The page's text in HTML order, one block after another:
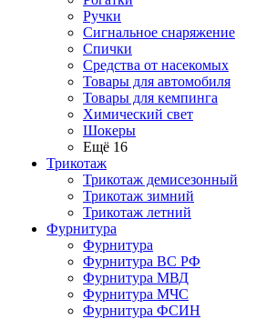
Ручки
Сигнальное снаряжение
Спички
Средства от насекомых
Товары для автомобиля
Товары для кемпинга
Химический свет
Шокеры
Ещё 16
Трикотаж
Трикотаж демисезонный
Трикотаж зимний
Трикотаж летний
Фурнитура
Фурнитура
Фурнитура ВС РФ
Фурнитура МВД
Фурнитура МЧС
Фурнитура ФСИН